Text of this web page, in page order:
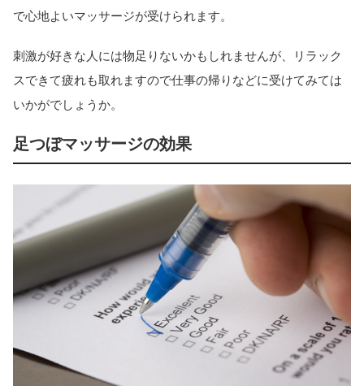
で心地よいマッサージが受けられます。
刺激が好きな人には物足りないかもしれませんが、リラック
スできて疲れも取れますので仕事の帰りなどに受けてみては
いかがでしょうか。
足つぼマッサージの効果